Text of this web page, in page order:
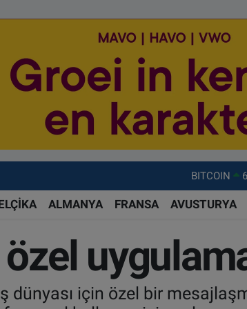
DOLAR
EURO
GRAM ALTIN
BITCOIN
ALMANYA FRANSA AVUSTURYA
dünyası için özel bir